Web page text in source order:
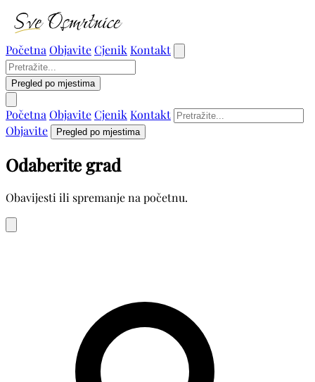
Početna ObjaviteCjenik Kontakt
Pregled po mjestima
Početna ObjaviteCjenik Kontakt
Objavite
Pregled po mjestima
Odaberite grad
Obavijesti ili spremanje na početnu.